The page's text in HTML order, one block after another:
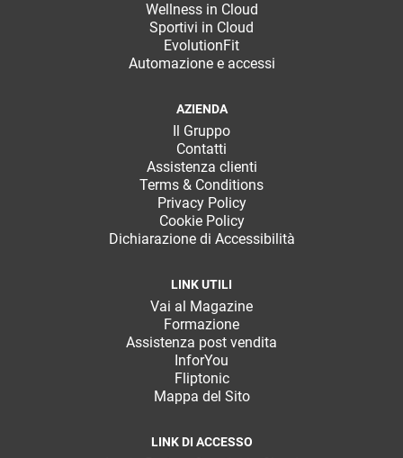
Wellness in Cloud
Sportivi in Cloud
EvolutionFit
Automazione e accessi
AZIENDA
Il Gruppo
Contatti
Assistenza clienti
Terms & Conditions
Privacy Policy
Cookie Policy
Dichiarazione di Accessibilità
LINK UTILI
Vai al Magazine
Formazione
Assistenza post vendita
InforYou
Fliptonic
Mappa del Sito
LINK DI ACCESSO